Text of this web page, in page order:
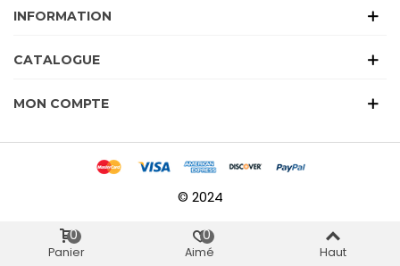
INFORMATION
CATALOGUE
MON COMPTE
© 2024
Panier
0
Aimé
0
Haut